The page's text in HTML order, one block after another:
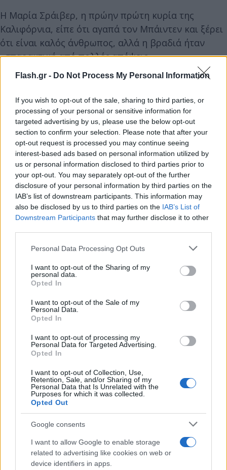
Flash.gr - Do Not Process My Personal Information
If you wish to opt-out of the sale, sharing to third parties, or
processing of your personal or sensitive information for
targeted advertising by us, please use the below opt-out
section to confirm your selection. Please note that after your
opt-out request is processed you may continue seeing
interest-based ads based on personal information utilized by
us or personal information disclosed to third parties prior to
your opt-out. You may separately opt-out of the further
disclosure of your personal information by third parties on the
IAB’s list of downstream participants. This information may
also be disclosed by us to third parties on the IAB’s List of
Downstream Participants that may further disclose it to other
Please note that this website/app uses one or more Google
not limited to your visit or usage behaviour. You may click to
grant or deny consent to Google and its third-party tags to
use your data for below specified purposes in below Google
consent section.
Personal Data Processing Opt Outs
I want to opt-out of the Sharing of my
personal data.
Opted In
I want to opt-out of the Sale of my
Personal Data.
Opted In
I want to opt-out of processing my
Personal Data for Targeted Advertising.
Opted In
I want to opt-out of Collection, Use,
Retention, Sale, and/or Sharing of my
Personal Data that Is Unrelated with the
Purposes for which it was collected.
Opted Out
Google consents
I want to allow Google to enable storage
related to advertising like cookies on web or
device identifiers in apps.
Η Μαρία Σράιβερ, η πρώην πρώτη κυρία της
Καλιφόρνια, είπε ότι αγαπά τον Μπάιντεν και ξέρει
ότι είναι καλός άνθρωπος, αλλά η βραδιά ήταν
«σπαρακτική από πολλές απόψεις».
πανικός στο Δημοκρατικό Κόμμα. Θα είναι μια
μεγάλη νύχτα», πρόσθεσε.
Ο Νίκολας Κριστόφ, αριστερός πολιτικός
αρθρογράφος, δήλωσε στα μέσα κοινωνικής
δικτύωσης ότι ελπίζει πως ο Μπάιντεν θα
αντιδράσει στα όσα έγιναν στο debate και θα
αποφασίσει να αποσυρθεί από την κούρσα,
αφήνοντας το συνέδριο να αποφασίσει ποιος θα
Ο ίδιος πρότεινε άλλα πρόσωπα όπως ο
κυβερνήτης του Μίσιγκαν Γκρέτσεν Γουίτμερ, ο
γερουσιαστής του Οχάιο Σέροντ Μπράουν ή η
υπουργός Εμπορίου Τζίνα Ραϊμόντο.
Η πρώην γερουσιαστής από το Μιζούρι, Claire
μία δουλειά και δεν την έκανε: Έπρεπε να
«διαβεβαιώσει την Αμερική ότι ήταν έτοιμος για τη
δουλειά στην ηλικία του και απέτυχε».
αναρωτιούνται γιατί στενοί πολιτικοί συνεργάτες
του Μπάιντεν, που θα μπορούσαν να τα βγάλουν